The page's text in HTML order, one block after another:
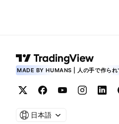
MADE BY HUMANS | 人の手で作られ
日本語